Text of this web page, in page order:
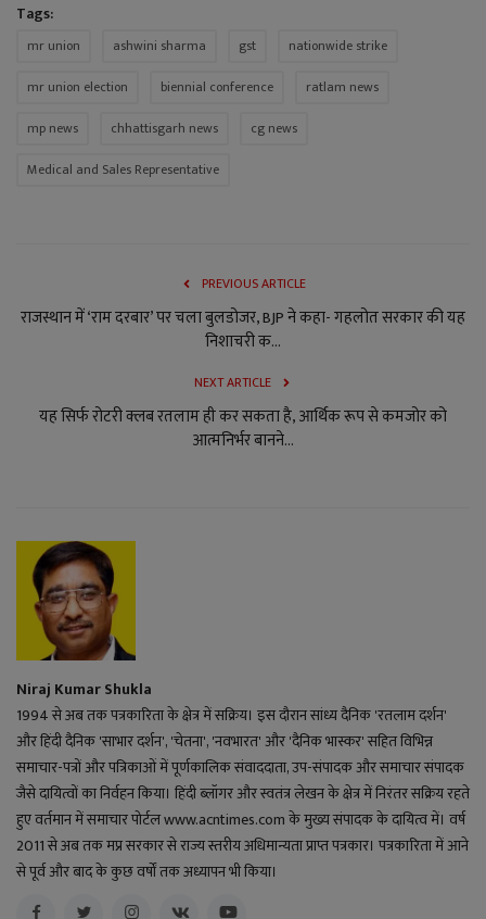
Tags:
mr union ashwini sharma gst
nationwide strike
mr union election
biennial conference
ratlam news
mp news
chhattisgarh news
cg news
Medical and Sales Representative
PREVIOUS ARTICLE
राजस्थान में ‘राम दरबार’ पर चला बुलडोजर, BJP ने कहा- गहलोत सरकार की यह
निशाचरी क...
NEXT ARTICLE
यह सिर्फ रोटरी क्लब रतलाम ही कर सकता है, आर्थिक रूप से कमजोर को
आत्मनिर्भर बानने...
Niraj Kumar Shukla
1994 से अब तक पत्रकारिता के क्षेत्र में सक्रिय। इस दौरान सांध्य दैनिक 'रतलाम दर्शन'
और हिंदी दैनिक 'साभार दर्शन', 'चेतना', 'नवभारत' और 'दैनिक भास्कर' सहित विभिन्न
समाचार-पत्रों और पत्रिकाओं में पूर्णकालिक संवाददाता, उप-संपादक और समाचार संपादक
जैसे दायित्वों का निर्वहन किया। हिंदी ब्लॉगर और स्वतंत्र लेखन के क्षेत्र में निरंतर सक्रिय रहते
हुए वर्तमान में समाचार पोर्टल www.acntimes.com के मुख्य संपादक के दायित्व में। वर्ष
2011 से अब तक मप्र सरकार से राज्य स्तरीय अधिमान्यता प्राप्त पत्रकार। पत्रकारिता में आने
से पूर्व और बाद के कुछ वर्षों तक अध्यापन भी किया।